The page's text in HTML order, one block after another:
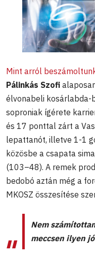
Mint arról
Pálinkás Szofi
élvonabeli kosárlabda-
soproniak ígérete
és 17 ponttal zárt a
lepattanót, illetve 1-1
közösbe a csapata
(103–48). A remek
bedobó aztán még a
MKOSZ összesítése
Nem
meccsen ilyen